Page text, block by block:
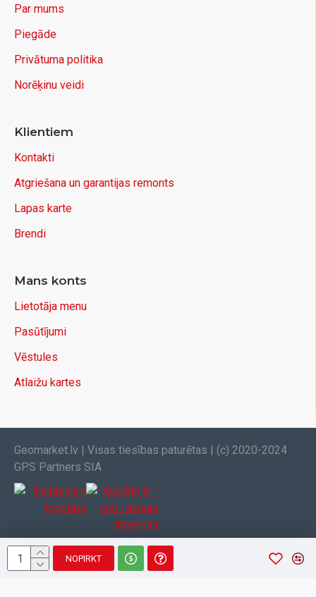
NOPIRKT
Par mums
Piegāde
Privātuma politika
Norēķinu veidi
Klientiem
Kontakti
Atgriešana un garantijas remonts
Lapas karte
Brendi
Mans konts
Lietotāja menu
Pasūtījumi
Vēstules
Atlaižu kartes
Geomarket.lv | Visas tiesības paturētas | (c) 2020-2024
GPS Partners SIA